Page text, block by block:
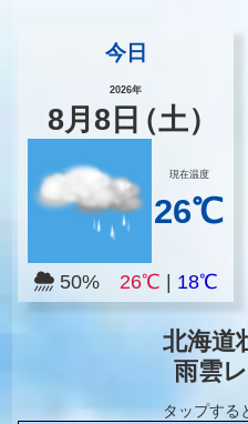
今日
2026年
8月8 日（土）
現在温度
26℃
50% 26℃ 18℃
北海道
雨雲
タップする